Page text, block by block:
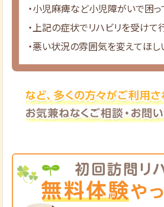
・小児麻痺など小児障がいで困っ
・上記の症状でリハビリを受けて
・悪い状況の雰囲気を変えてほし